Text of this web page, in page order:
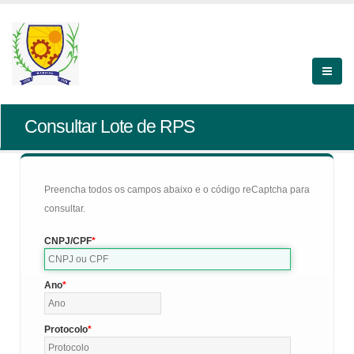
Consultar Lote de RPS
Preencha todos os campos abaixo e o código reCaptcha para
consultar.
CNPJ/CPF
Ano
Protocolo